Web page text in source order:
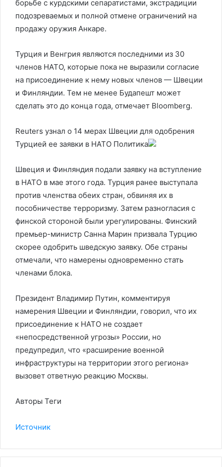
борьбе с курдскими сепаратистами, экстрадиции
подозреваемых и полной отмене ограничений на
продажу оружия Анкаре.
Турция и Венгрия являются последними из 30
членов НАТО, которые пока не выразили согласие
на присоединение к нему новых членов — Швеции
и Финляндии. Тем не менее Будапешт может
сделать это до конца года, отмечает Bloomberg.
Reuters узнал о 14 мерах Швеции для одобрения
Турцией ее заявки в НАТО Политика
Швеция и Финляндия подали заявку на вступление
в НАТО в мае этого года. Турция ранее выступала
против членства обеих стран, обвиняя их в
пособничестве терроризму. Затем разногласия с
финской стороной были урегулированы. Финский
премьер-министр Санна Марин призвала Турцию
скорее одобрить шведскую заявку. Обе страны
отмечали, что намерены одновременно стать
членами блока.
Президент Владимир Путин, комментируя
намерения Швеции и Финляндии, говорил, что их
присоединение к НАТО не создает
«непосредственной угрозы» России, но
предупредил, что «расширение военной
инфраструктуры на территории этого региона»
вызовет ответную реакцию Москвы.
Авторы Теги
Источник